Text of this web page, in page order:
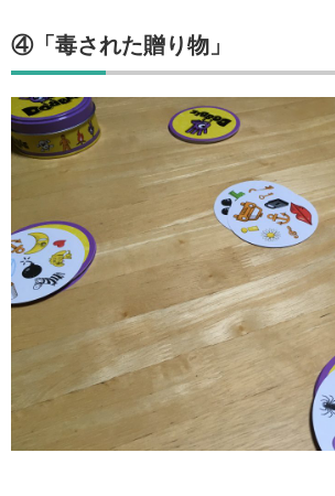
④「毒された贈り物」